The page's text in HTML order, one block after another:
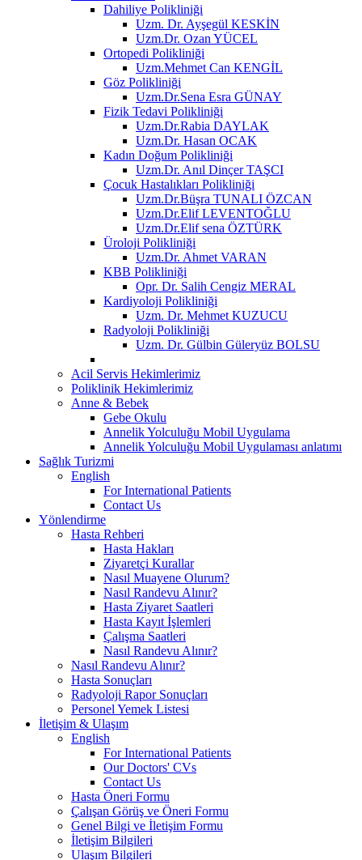
Dahiliye Polikliniği
Uzm. Dr. Ayşegül KESKİN
Uzm.Dr. Ozan YÜCEL
Ortopedi Polikliniği
Uzm.Mehmet Can KENGİL
Göz Polikliniği
Uzm.Dr.Sena Esra GÜNAY
Fizik Tedavi Polikliniği
Uzm.Dr.Rabia DAYLAK
Uzm.Dr. Hasan OCAK
Kadın Doğum Polikliniği
Uzm.Dr. Anıl Dinçer TAŞCI
Çocuk Hastalıkları Polikliniği
Uzm.Dr.Büşra TUNALI ÖZCAN
Uzm.Dr.Elif LEVENTOĞLU
Uzm.Dr.Elif sena ÖZTÜRK
Üroloji Polikliniği
Uzm.Dr. Ahmet VARAN
KBB Polikliniği
Opr. Dr. Salih Cengiz MERAL
Kardiyoloji Polikliniği
Uzm. Dr. Mehmet KUZUCU
Radyoloji Polikliniği
Uzm. Dr. Gülbin Güleryüz BOLSU
Acil Servis Hekimlerimiz
Poliklinik Hekimlerimiz
Anne & Bebek
Gebe Okulu
Annelik Yolculuğu Mobil Uygulama
Annelik Yolculuğu Mobil Uygulaması anlatımı
Sağlık Turizmi
English
For International Patients
Contact Us
Yönlendirme
Hasta Rehberi
Hasta Hakları
Ziyaretçi Kurallar
Nasıl Muayene Olurum?
Nasıl Randevu Alınır?
Hasta Ziyaret Saatleri
Hasta Kayıt İşlemleri
Çalışma Saatleri
Nasıl Randevu Alınır?
Nasıl Randevu Alınır?
Hasta Sonuçları
Radyoloji Rapor Sonuçları
Personel Yemek Listesi
İletişim & Ulaşım
English
For International Patients
Our Doctors' CVs
Contact Us
Hasta Öneri Formu
Çalışan Görüş ve Öneri Formu
Genel Bilgi ve İletişim Formu
İletişim Bilgileri
Ulaşım Bilgileri